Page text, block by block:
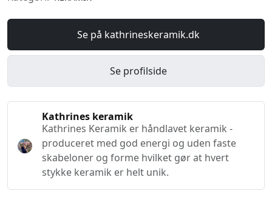
Se på kathrineskeramik.dk
Se profilside
Kathrines keramik
Kathrines Keramik er håndlavet keramik -
produceret med god energi og uden faste
skabeloner og forme hvilket gør at hvert
stykke keramik er helt unik.